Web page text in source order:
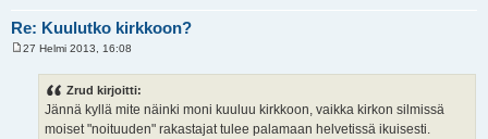
Re: Kuulutko kirkkoon?
27 Helmi 2013, 16:08
Zrud kirjoitti:
Jännä kyllä mite näinki moni kuuluu kirkkoon, vaikka kirkon silmissä
moiset "noituuden" rakastajat tulee palamaan helvetissä ikuisesti.